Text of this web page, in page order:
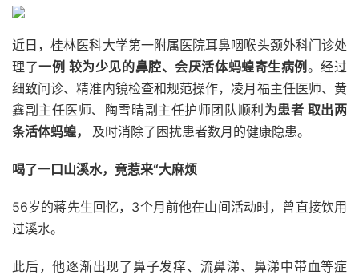
近日，桂林医科大学第一附属医院耳鼻咽喉头颈外科门诊处
理了一例 较为少见的鼻腔、会厌活体蚂蝗寄生病例 。经过
细致问诊、精准内镜检查和规范操作，凌月福主任医师、黄
鑫副主任医师、陶雪晴副主任护师团队顺利 为患者 取出两
条活体蚂蝗， 及时消除了困扰患者数月的健康隐患。
喝了一口山溪水，竟惹来“大麻烦
56岁的蒋先生回忆， 3个月前他在山间活动时，曾直接饮用
过溪水。
此后，他逐渐出现了鼻子发痒、流鼻涕、鼻涕中带血等症